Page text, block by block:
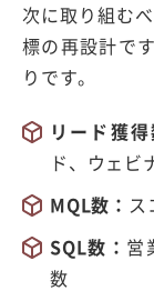
次に取り組む
標の再設計で
りです。
リード獲得
ド、ウェビ
MQL数： ス
SQL数： 営
数